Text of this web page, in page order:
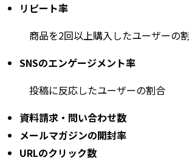
リピート率
商品を2回以上購入したユーザーの
SNSのエンゲージメント率
投稿に反応したユーザーの割合
資料請求・問い合わせ数
メールマガジンの開封率
URLのクリック数